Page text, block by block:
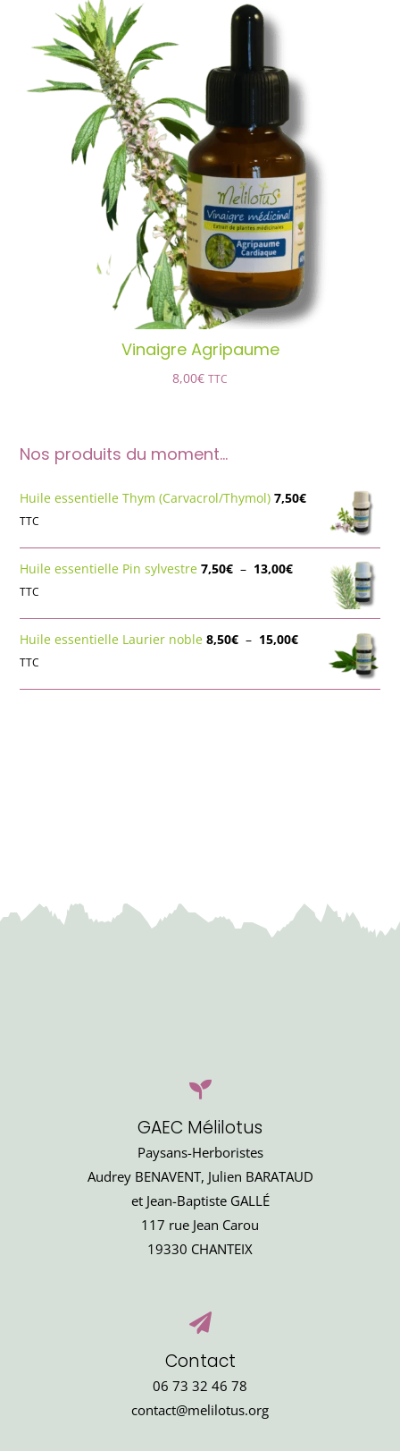
Santé & Bien-Être
Ateliers & Formations
Nous trouver
Vinaigre Agripaume
AJOUTER AU PANIER
Vinaigre Agripaume
8,00€ TTC
Nos produits du moment…
Huile essentielle Thym (Carvacrol/Thymol) 7,50€
TTC
Huile essentielle Pin sylvestre 7,50€ – 13,00€Plage
7,50€
TTC
Huile essentielle Laurier noble 8,50€ – 15,00€Plage
TTC
GAEC Mélilotus
Paysans-Herboristes
Audrey BENAVENT, Julien BARATAUD
et Jean-Baptiste GALLÉ
117 rue Jean Carou
19330 CHANTEIX
Contact
06 73 32 46 78
contact@melilotus.org